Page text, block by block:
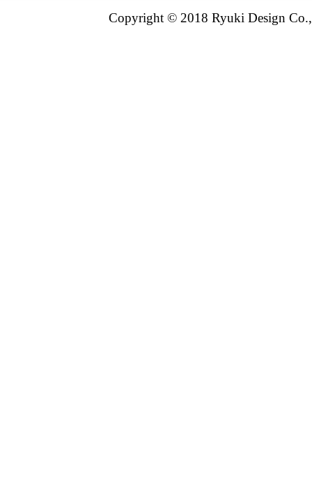
Copyright © 2018 Ryuki Design